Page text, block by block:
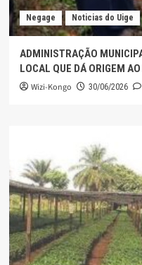
Negage Noticias do Uige
ADMINISTRAÇÃO
LOCAL QUE DÁ ORIGEM
Wizi-Kongo 30/06/2026